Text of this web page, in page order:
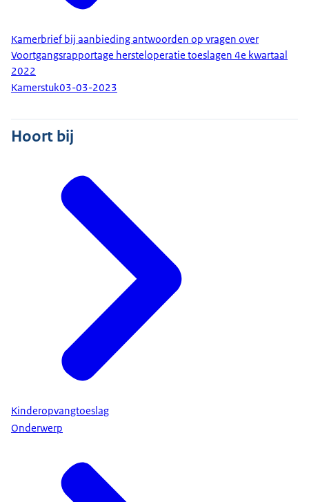
Kamerbrief bij aanbieding antwoorden op vragen over
Voortgangsrapportage hersteloperatie toeslagen 4e kwartaal
2022
Kamerstuk03-03-2023
Hoort bij
Kinderopvangtoeslag
Onderwerp